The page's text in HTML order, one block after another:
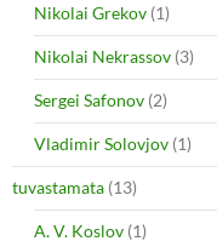
Nikolai Grekov (1)
Nikolai Nekrassov (3)
Sergei Safonov (2)
Vladimir Solovjov (1)
tuvastamata (13)
A. V. Koslov (1)